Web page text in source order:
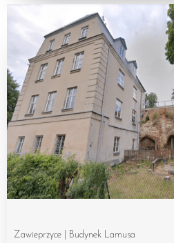
Zawieprzyce | Budynek Lamusa